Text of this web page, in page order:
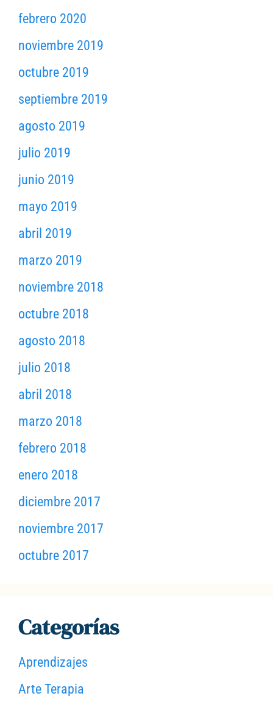
febrero 2020
noviembre 2019
octubre 2019
septiembre 2019
agosto 2019
julio 2019
junio 2019
mayo 2019
abril 2019
marzo 2019
noviembre 2018
octubre 2018
agosto 2018
julio 2018
abril 2018
marzo 2018
febrero 2018
enero 2018
diciembre 2017
noviembre 2017
octubre 2017
Categorías
Aprendizajes
Arte Terapia